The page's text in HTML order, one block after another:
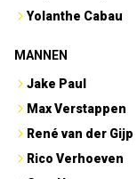
Yolanthe Cabau
MANNEN
Jake Paul
Max Verstappen
René van der Gijp
Rico Verhoeven